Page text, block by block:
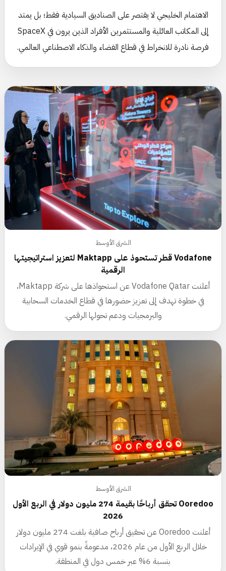
الاهتمام الخليجي لا يقتصر على الصناديق السيادية فقط؛ بل يمتد
إلى المكاتب العائلية والمستثمرين الأفراد الذين يرون في SpaceX
فرصة نادرة للانخراط في قطاع الفضاء والذكاء الاصطناعي العالمي.
الشرق الأوسط
Vodafone قطر تستحوذ على Maktapp لتعزيز استراتيجيتها
الرقمية
أعلنت Vodafone Qatar عن استحواذها على شركة Maktapp،
في خطوة تهدف إلى تعزيز حضورها في قطاع الخدمات السحابية
والبرمجيات ودعم تحولها الرقمي.
الشرق الأوسط
Ooredoo تحقق أرباحًا بقيمة 274 مليون دولار في الربع الأول
2026
أعلنت Ooredoo عن تحقيق أرباح صافية بلغت 274 مليون دولار
خلال الربع الأول من عام 2026، مدعومةً بنمو قوي في الإيرادات
بنسبة 6% عبر خمس دول في المنطقة.